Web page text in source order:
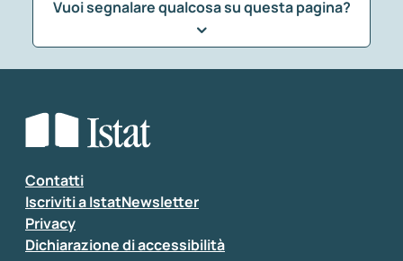
Vuoi segnalare qualcosa su questa pagina?
Seleziona la tipologia della segnalazione
Inserisci il tuo commento
Contatti
Iscriviti a IstatNewsletter
Privacy
Dichiarazione di accessibilità